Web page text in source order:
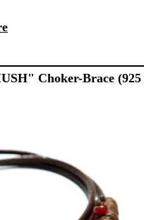
Choker-Brace